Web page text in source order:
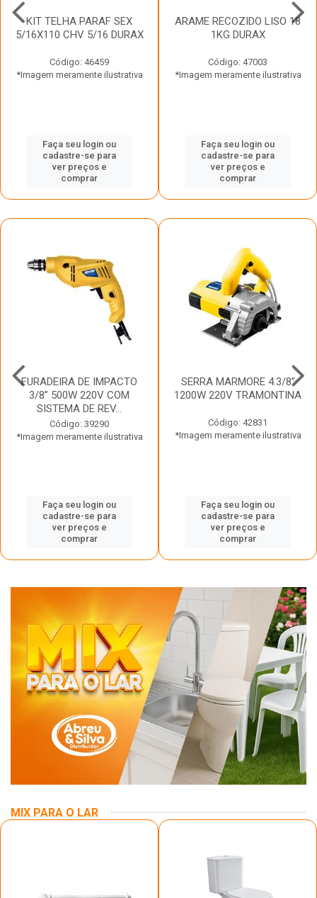
KIT TELHA PARAF SEX
5/16X110 CHV 5/16 DURAX
Código: 46459
*Imagem meramente ilustrativa
Faça seu login ou
cadastre-se para
ver preços e
comprar
ARAME RECOZIDO LISO 18
1KG DURAX
Código: 47003
*Imagem meramente ilustrativa
Faça seu login ou
cadastre-se para
ver preços e
comprar
FURADEIRA DE IMPACTO
3/8” 500W 220V COM
SISTEMA DE REV...
Código: 39290
*Imagem meramente ilustrativa
Faça seu login ou
cadastre-se para
ver preços e
comprar
SERRA MARMORE 4.3/8”
1200W 220V TRAMONTINA
Código: 42831
*Imagem meramente ilustrativa
Faça seu login ou
cadastre-se para
ver preços e
comprar
MIX PARA O LAR